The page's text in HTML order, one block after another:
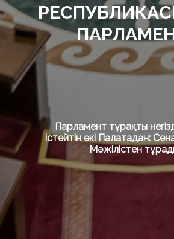
Парламент тұрақты
істейтін екі Палатадан:
Мәжілістен